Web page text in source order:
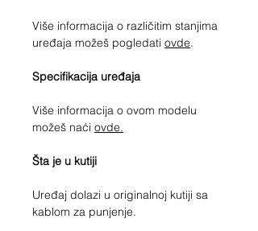
Više informacija o različitim stanjima
uređaja možeš pogledati ovde.
Specifikacija uređaja
Više informacija o ovom modelu
možeš naći ovde.
Šta je u kutiji
Uređaj dolazi u originalnoj kutiji sa
kablom za punjenje.